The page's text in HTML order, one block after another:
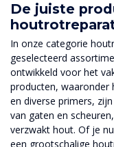
De juiste
In onze categorie
geselecteerd
ontwikkeld voor het
producten, waaronder
en diverse primers,
van gaten en
verzwakt hout. Of je
een grootschalige